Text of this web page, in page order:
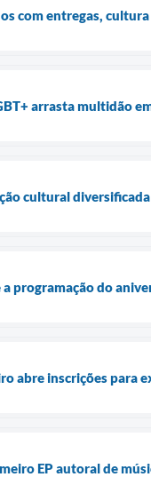
com entregas,
arrasta multidão
cultural
programação do
abre inscrições para
EP autoral de